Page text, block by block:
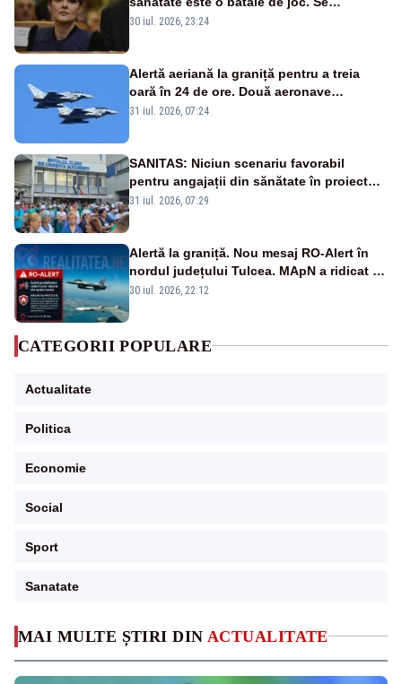
MAI MULTE ȘTIRI DIN ACTUALITATE
guvernează extraordinar de prost”
30 iul. 2026, 23:24
Alertă aeriană la graniță pentru a treia
oară în 24 de ore. Două aeronave
Eurofighter britanice au fost ridicate de la
31 iul. 2026, 07:24
SANITAS: Niciun scenariu favorabil
pentru angajații din sănătate în proiectul
Legii salarizării
31 iul. 2026, 07:29
Alertă la graniță. Nou mesaj RO-Alert în
nordul județului Tulcea. MApN a ridicat de
la sol două avioane F-16
30 iul. 2026, 22:12
CATEGORII POPULARE
Actualitate
Politica
Economie
Social
Sport
Sanatate